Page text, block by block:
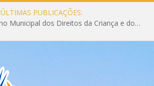
ÚLTIMAS PUBLICAÇÕES:
Eleição do Conselho Municipal dos Direitos da Criança e do Adolescente CMDCA 2026